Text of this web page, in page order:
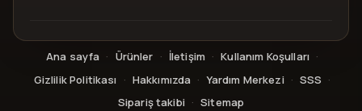
Ana sayfa · Ürünler · İletişim · Kullanım Koşulları ·
Gizlilik Politikası
· Hakkımızda · Yardım Merkezi · SSS ·
Sipariş takibi · Sitemap